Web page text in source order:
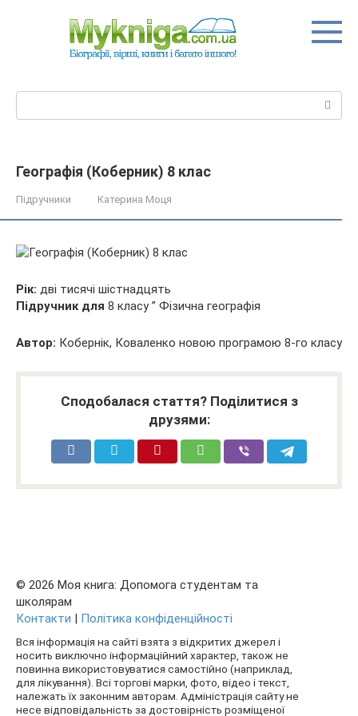
Географія (Коберник) 8 клас
Підручники Катерина Моця
Рік: дві тисячі шістнадцять
Підручник для 8 класу ” Фізична географія
Автор: Кобернік, Коваленко новою програмою 8-го класу
Сподобалася стаття? Поділитися з
друзями:
© 2026 Моя книга: Допомога студентам та
школярам
Контакти | Політика конфіденційності
Вся інформація на сайті взята з відкритих джерел і
носить виключно інформаційний характер, також не
повинна використовуватися самостійно (наприклад,
для лікування). Всі торгові марки, фото, відео і текст,
належать їх законним авторам. Адміністрація сайту не
несе відповідальність за достовірність розміщеної